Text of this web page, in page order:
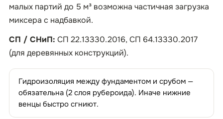
малых партий до 5 м³ возможна частичная загрузка
миксера с надбавкой.
СП / СНиП: СП 22.13330.2016, СП 64.13330.2017
(для деревянных конструкций).
Гидроизоляция между фундаментом и срубом —
обязательна (2 слоя рубероида). Иначе нижние
венцы быстро сгниют.